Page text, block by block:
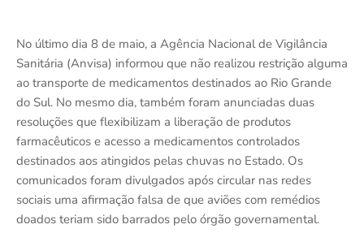
No último dia 8 de maio, a Agência Nacional de Vigilância
Sanitária (Anvisa) informou que não realizou restrição alguma
ao transporte de medicamentos destinados ao Rio Grande
do Sul. No mesmo dia, também foram anunciadas duas
resoluções que flexibilizam a liberação de produtos
farmacêuticos e acesso a medicamentos controlados
destinados aos atingidos pelas chuvas no Estado. Os
comunicados foram divulgados após circular nas redes
sociais uma afirmação falsa de que aviões com remédios
doados teriam sido barrados pelo órgão governamental.